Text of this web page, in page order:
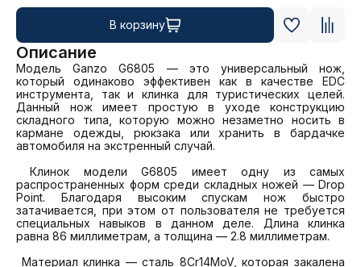
В корзину
Описание
Модель Ganzo G6805 — это универсальный нож,
который одинаково эффективен как в качестве EDC
инструмента, так и клинка для туристических целей.
Данный нож имеет простую в уходе конструкцию
складного типа, которую можно незаметно носить в
кармане одежды, рюкзака или хранить в бардачке
автомобиля на экстренный случай.
Клинок модели G6805 имеет одну из самых
распространенных форм среди складных ножей — Drop
Point. Благодаря высоким спускам нож быстро
затачивается, при этом от пользователя не требуется
специальных навыков в данном деле. Длина клинка
равна 86 миллиметрам, а толщина — 2.8 миллиметрам.